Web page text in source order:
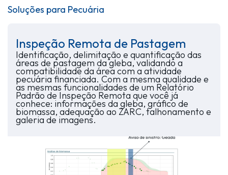
Soluções para Pecuária
Inspeção Remota de Pastagem
Identificação, delimitação e quantificação das
áreas de pastagem da gleba, validando a
compatibilidade da área com a atividade
pecuária financiada. Com a mesma qualidade e
as mesmas funcionalidades de um Relatório
Padrão de Inspeção Remota que você já
conhece: informações da gleba, gráfico de
biomassa, adequação ao ZARC, talhonamento e
galeria de imagens.